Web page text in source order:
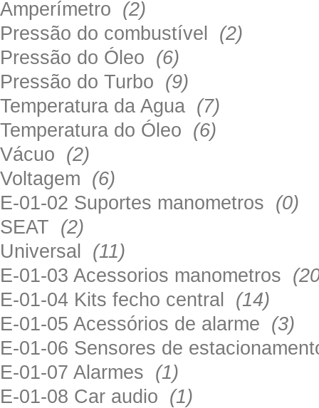
Amperímetro (2)
Pressão do combustível (2)
Pressão do Óleo (6)
Pressão do Turbo (9)
Temperatura da Agua (7)
Temperatura do Óleo (6)
Vácuo (2)
Voltagem (6)
E-01-02 Suportes manometros (0)
SEAT (2)
Universal (11)
E-01-03 Acessorios manometros
E-01-04 Kits fecho central (14)
E-01-05 Acessórios de alarme (3)
E-01-06 Sensores de
E-01-07 Alarmes (1)
E-01-08 Car audio (1)